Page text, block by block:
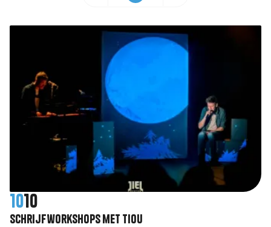
1010
Schrijfworkshops met Tiou